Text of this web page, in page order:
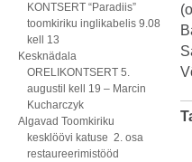
KONTSERT “Paradiis”
toomkiriku inglikabelis 9.08
kell 13
Kesknädala
ORELIKONTSERT 5.
augustil kell 19 – Marcin
Kucharczyk
Algavad Toomkiriku
kesklöövi katuse 2. osa
restaureerimistööd